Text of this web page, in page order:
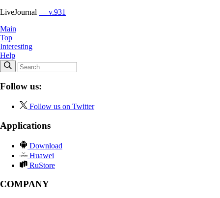
LiveJournal — v.931
Main
Top
Interesting
Help
Follow us:
Follow us on Twitter
Applications
Download
Huawei
RuStore
COMPANY